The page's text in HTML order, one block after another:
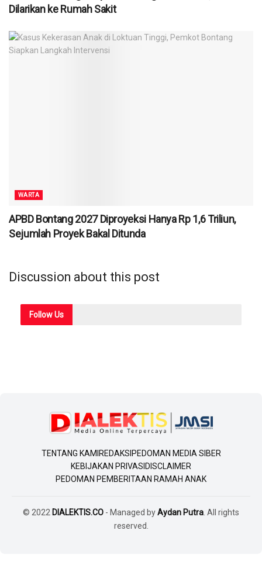
Dilarikan ke Rumah Sakit
WARTA
APBD Bontang 2027 Diproyeksi Hanya Rp 1,6 Triliun,
Sejumlah Proyek Bakal Ditunda
Discussion about this post
FollowUs
TENTANG KAMI REDAKSI PEDOMAN MEDIA SIBER
KEBIJAKAN PRIVASI DISCLAIMER
PEDOMAN PEMBERITAAN RAMAH ANAK
© 2022 DIALEKTIS.CO - Managed byAydan Putra . All rights
reserved.